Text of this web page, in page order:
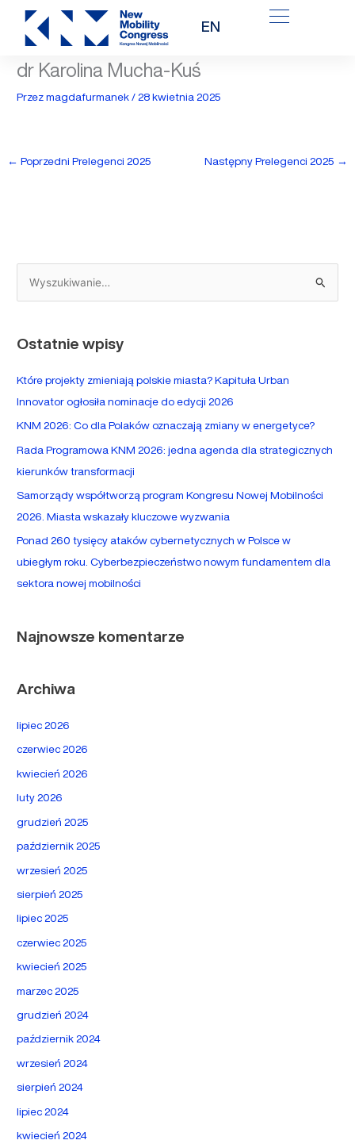
Przejdź
treści
EN
dr Karolina Mucha-Kuś
Przezmagdafurmanek/28 kwietnia 2025
← Poprzedni Prelegenci 2025 Następny Prelegenci 2025 →
z
k
l
a
:
Ostatnie wpisy
Które projekty zmieniają polskie miasta? Kapituła Urban
Innovator ogłosiła nominacje do edycji 2026
KNM 2026: Co dla Polaków oznaczają zmiany w energetyce?
Rada Programowa KNM 2026: jedna agenda dla strategicznych
kierunków transformacji
Samorządy współtworzą program Kongresu Nowej Mobilności
2026. Miasta wskazały kluczowe wyzwania
Ponad 260 tysięcy ataków cybernetycznych w Polsce w
ubiegłym roku. Cyberbezpieczeństwo nowym fundamentem dla
sektora nowej mobilności
Najnowsze komentarze
Archiwa
lipiec 2026
czerwiec 2026
kwiecień 2026
luty 2026
grudzień 2025
październik 2025
wrzesień 2025
sierpień 2025
lipiec 2025
czerwiec 2025
kwiecień 2025
marzec 2025
grudzień 2024
październik 2024
wrzesień 2024
sierpień 2024
lipiec 2024
kwiecień 2024